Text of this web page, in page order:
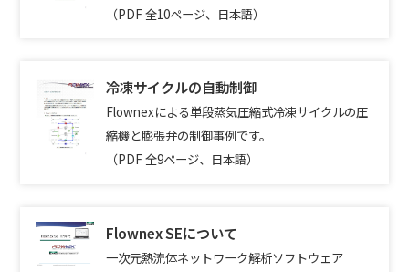
（PDF 全10ページ、日本語）
冷凍サイクルの自動制御
Flownexによる単段蒸気圧縮式冷凍サイクルの圧
縮機と膨張弁の制御事例です。
（PDF 全9ページ、日本語）
Flownex SEについて
一次元熱流体ネットワーク解析ソフトウェア